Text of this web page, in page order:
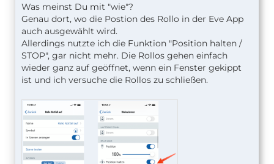
Was meinst Du mit "wie"?
Genau dort, wo die Postion des Rollo in der Eve App
auch ausgewählt wird.
Allerdings nutzte ich die Funktion "Position halten /
STOP", gar nicht mehr. Die Rollos gehen einfach
wieder ganz auf geöffnet, wenn ein Fenster gekippt
ist und ich versuche die Rollos zu schließen.